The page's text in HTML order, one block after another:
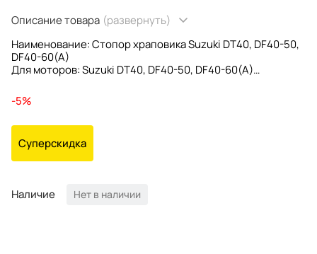
Описание товара (развернуть)
Наименование: Стопор храповика Suzuki DT40, DF40-50,
DF40-60(A)
Для моторов: Suzuki DT40, DF40-50, DF40-60(A)
Производитель: Omax
-5%
Суперскидка
Наличие Нет в наличии